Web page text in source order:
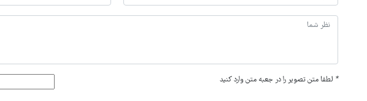
* لطفا متن تصویر را در جعبه متن وارد کنید